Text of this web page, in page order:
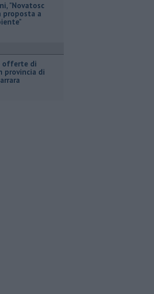
"Novatosc
proposta a
offerte di
provincia di